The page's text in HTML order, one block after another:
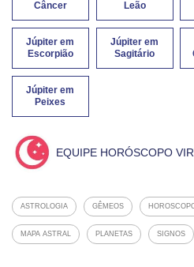
Câncer
Leão
Júpiter em
Escorpião
Júpiter em
Sagitário
Júpiter em
Peixes
EQUIPE HORÓSCOPO
ASTROLOGIA GÊMEOS
MAPA ASTRAL PLANETAS SIGNOS